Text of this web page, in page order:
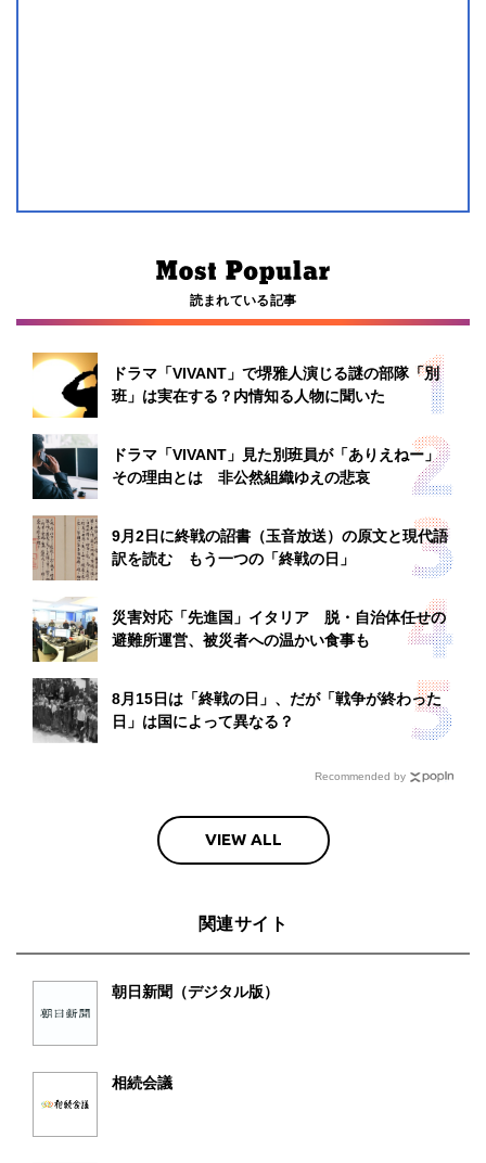
読まれている記事
ドラマ「VIVANT」で堺雅人演じる謎の部隊「別
班」は実在する？内情知る人物に聞いた
ドラマ「VIVANT」見た別班員が「ありえねー」
その理由とは 非公然組織ゆえの悲哀
9月2日に終戦の詔書（玉音放送）の原文と現代語
訳を読む もう一つの「終戦の日」
災害対応「先進国」イタリア 脱・自治体任せの
避難所運営、被災者への温かい食事も
8月15日は「終戦の日」、だが「戦争が終わった
日」は国によって異なる？
Recommended by
VIEW ALL
関連サイト
朝日新聞（デジタル版）
相続会議